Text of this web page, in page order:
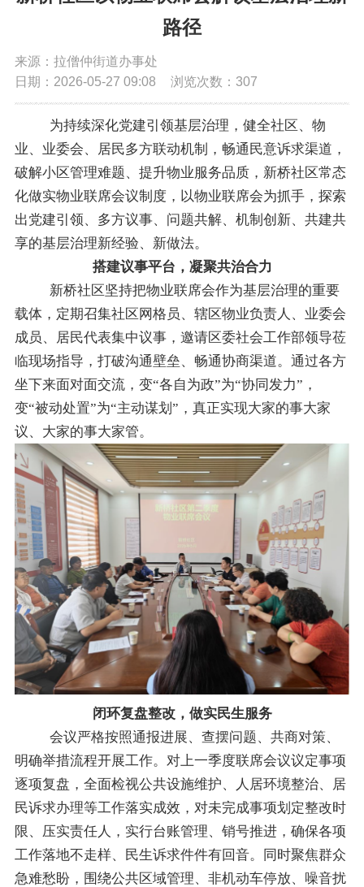
政务公开
政务服务
互动交流
数据发布
路径
来源：拉僧仲街道办事处
日期：2026-05-27 09:08
浏览次数： 307
为持续深化党建引领基层治理，健全社区、物
业、业委会、居民多方联动机制，畅通民意诉求渠道，
破解小区管理难题、提升物业服务品质，新桥社区常态
化做实物业联席会议制度，以物业联席会为抓手，探索
出党建引领、多方议事、问题共解、机制创新、共建共
享的基层治理新经验、新做法。
搭建议事平台，凝聚共治合力
新桥社区坚持把物业联席会作为基层治理的重要
载体，定期召集社区网格员、辖区物业负责人、业委会
成员、居民代表集中议事，邀请区委社会工作部领导莅
临现场指导，打破沟通壁垒、畅通协商渠道。通过各方
坐下来面对面交流，变“各自为政”为“协同发力”，
变“被动处置”为“主动谋划”，真正实现大家的事大家
议、大家的事大家管。
闭环复盘整改，做实民生服务
会议严格按照通报进展、查摆问题、共商对策、
明确举措流程开展工作。对上一季度联席会议议定事项
逐项复盘，全面检视公共设施维护、人居环境整治、居
民诉求办理等工作落实成效，对未完成事项划定整改时
限、压实责任人，实行台账管理、销号推进，确保各项
工作落地不走样、民生诉求件件有回音。同时聚焦群众
急难愁盼，围绕公共区域管理、非机动车停放、噪音扰